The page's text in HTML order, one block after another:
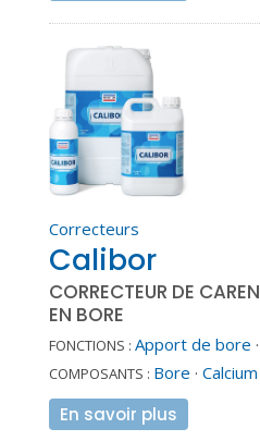
Correcteurs
Calibor
CORRECTEUR DE
EN BORE
FONCTIONS : Apport de bore ·
COMPOSANTS : Bore · Calcium
En savoir plus